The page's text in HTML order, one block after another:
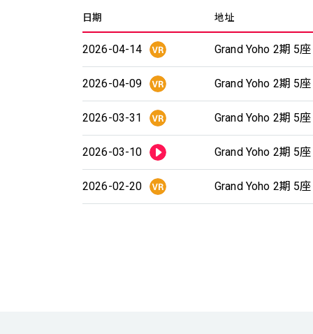
日期 地址
2026-04-14 Grand Yoho 2期 5
2026-04-09 Grand Yoho 2期 5
2026-03-31 Grand Yoho 2期 5
2026-03-10 Grand Yoho 2期 5
2026-02-20 Grand Yoho 2期 5